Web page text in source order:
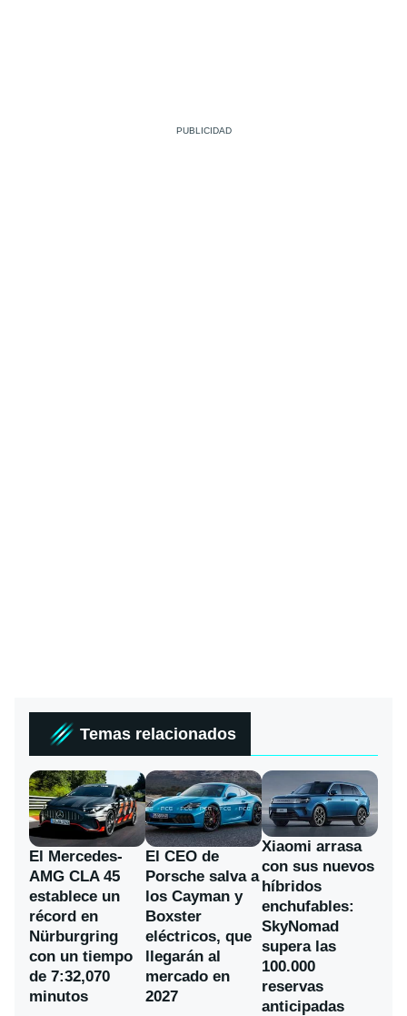
Temas relacionados
El Mercedes-
AMG CLA 45
establece un
récord en
Nürburgring
con un tiempo
de 7:32,070
minutos
El CEO de
Porsche salva a
los Cayman y
Boxster
eléctricos, que
llegarán al
mercado en
2027
Xiaomi arrasa
con sus nuevos
híbridos
enchufables:
SkyNomad
supera las
100.000
reservas
anticipadas